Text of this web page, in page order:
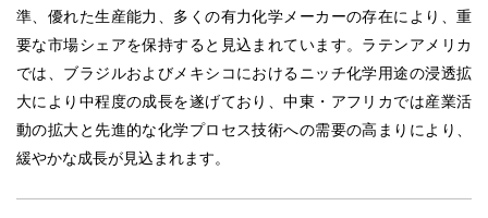
準、優れた生産能力、多くの有力化学メーカーの存在により、重
要な市場シェアを保持すると見込まれています。ラテンアメリカ
では、ブラジルおよびメキシコにおけるニッチ化学用途の浸透拡
大により中程度の成長を遂げており、中東・アフリカでは産業活
動の拡大と先進的な化学プロセス技術への需要の高まりにより、
緩やかな成長が見込まれます。